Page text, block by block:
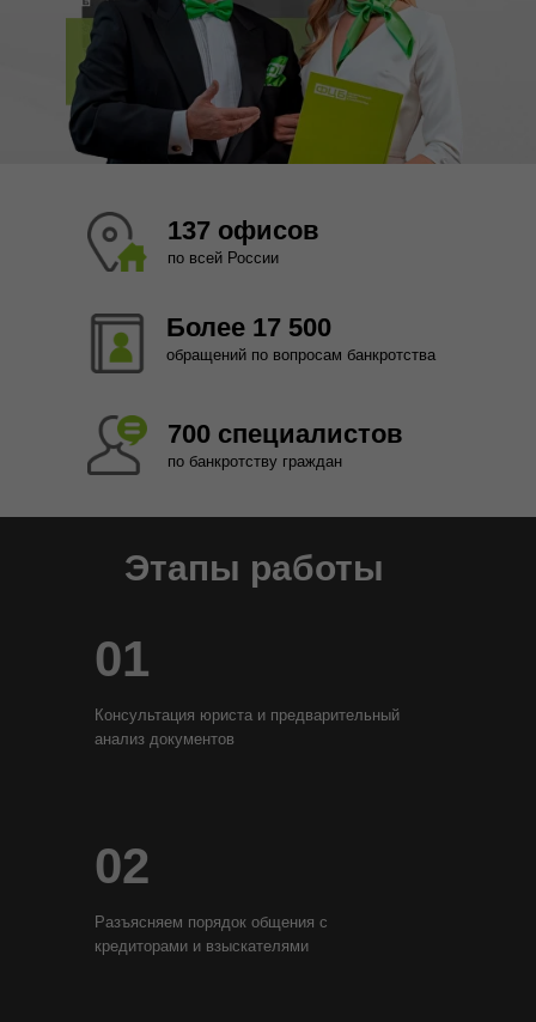
обращений по вопросам банкротства
Более 17 500
по банкротству граждан
700 специалистов
по всей России
137 офисов
Этапы работы
01
Консультация юриста и предварительный
анализ документов
02
Разъясняем порядок общения с
кредиторами и взыскателями